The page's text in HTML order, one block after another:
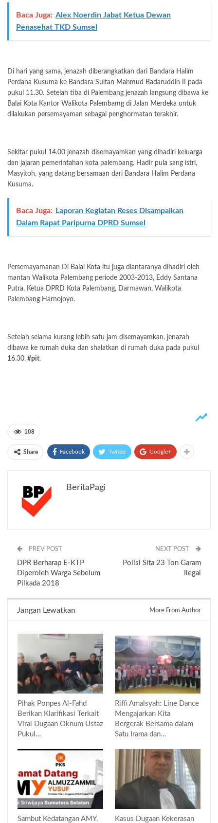
Baca Juga: Alex Noerdin Jabat Ketua Dewan
Penasehat TKD Sumsel
Di hari yang sama, jenazah diberangkatkan dari Bandara Halim
Perdana Kusuma ke Bandara Sultan Mahmud Badaruddin II pada
pukul 11.30. Setelah tiba di Palembang jenazah langsung dibawa ke
Balai Kota Kantor Walikota Palembamg di Jalan Merdeka untuk
dilakukan persemayaman sebagai penghormatan terakhir.
Sekitar pukul 14.00 jenazah disemayamkan yang dihadiri keluarga
dan jajaran pemerintahan kota palembang. Hadir pula sang istri,
Masyitoh, yang datang bersamaan dari Bandara Halim Perdana
Kusuma.
Baca Juga: Laporan Kegiatan Reses Disampaikan
Dalam Rapat Paripurna DPRD Sumsel
Persemayamanan Di Balai Kota itu juga diantaranya dihadiri oleh
mantan Walikota Palembang periode 2003-2013, Eddy Santana
Putra, Ketua DPRD Kota Palembang, Darmawan, Walikota
Palembang Harnojoyo.
Setelah selama kurang lebih satu jam disemayamkan, jenazah
dibawa ke rumah duka dan shalatkan di rumah duka pada pukul
16.30. #pit.
108
Share Facebook Twitter Google+
BeritaPagi
PREV POST
DPR Berharap E-KTP
Diperoleh Warga Sebelum
Pilkada 2018
NEXT POST
Polisi Sita 23 Ton Garam
Ilegal
Jangan Lewatkan More From Author
Pihak Ponpes Al-Fahd
Berikan Klarifikasi Terkait
Viral Dugaan Oknum Ustaz
Pukul…
Riffi Amalsyah: Line Dance
Mengajarkan Kita
Bergerak Bersama dalam
Satu Irama dan…
Sambut Kedatangan AMY,
Kasus Dugaan Kekerasan